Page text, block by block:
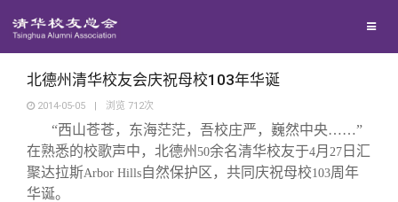
地区联络
年级联络
回馈母校
捐赠项目
媒体平台
北德州清华校友会庆祝母校103年华诞
2014-05-05 | 浏览 712次
“西山苍苍，东海茫茫，吾校庄严，巍然中央……”
在熟悉的校歌声中，北德州 50余名清华校友于4月 27 日汇
聚达拉斯Arbor Hills自然保护区，共同庆祝母校103周年
华诞。